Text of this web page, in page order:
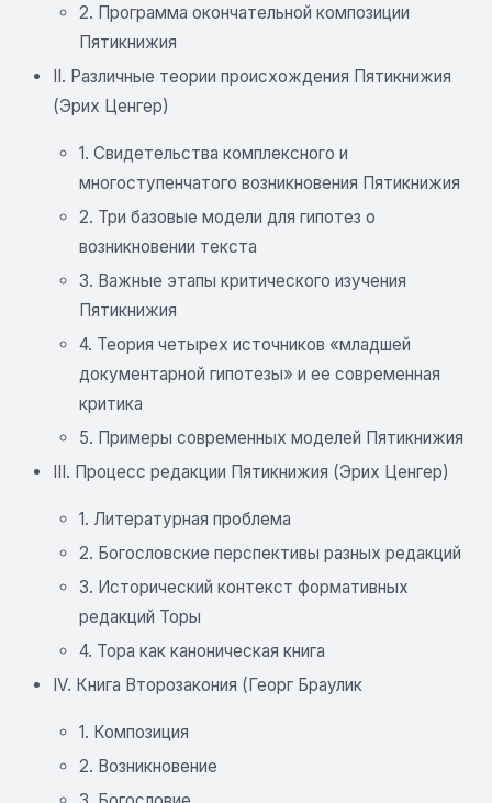
2. Программа окончательной композиции
Пятикнижия
II. Различные теории происхождения Пятикнижия
(Эрих Ценгер)
1. Свидетельства комплексного и
многоступенчатого возникновения Пятикнижия
2. Три базовые модели для гипотез о
возникновении текста
3. Важные этапы критического изучения
Пятикнижия
4. Теория четырех источников «младшей
документарной гипотезы» и ее современная
критика
5. Примеры современных моделей Пятикнижия
III. Процесс редакции Пятикнижия (Эрих Ценгер)
1. Литературная проблема
2. Богословские перспективы разных редакций
3. Исторический контекст формативных
редакций Торы
4. Тора как каноническая книга
IV. Книга Второзакония (Георг Браулик
1. Композиция
2. Возникновение